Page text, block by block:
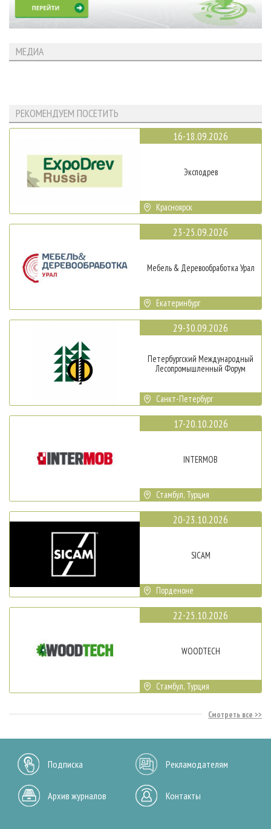
МЕДИА
РЕКОМЕНДУЕМ ПОСЕТИТЬ
16-18.09.2026
Эксподрев
Красноярск
23-25.09.2026
Мебель & Деревообработка Урал
Екатеринбург
29-30.09.2026
Петербургский Международный
Лесопромышленный Форум
Санкт-Петербург
17-20.10.2026
INTERMOB
Стамбул, Турция
20-23.10.2026
SICAM
Порденоне
22-25.10.2026
WOODTECH
Стамбул, Турция
Смотреть все
Подписка Рекламодателям
Архив журналов Контакты